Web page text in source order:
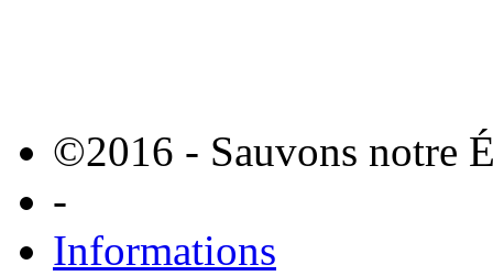
©2016 - Sauvons notre
-
Informations